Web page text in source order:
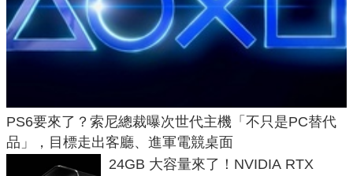
PS6要來了？索尼總裁曝次世代主機「不只是PC替代
品」，目標走出客廳、進軍電競桌面
24GB 大容量來了！NVIDIA RTX